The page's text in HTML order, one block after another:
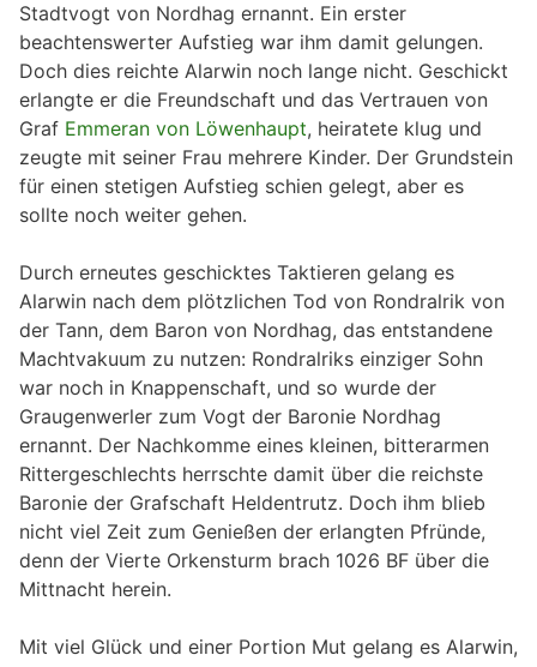
Stadtvogt von Nordhag ernannt. Ein erster
beachtenswerter Aufstieg war ihm damit gelungen.
Doch dies reichte Alarwin noch lange nicht. Geschickt
erlangte er die Freundschaft und das Vertrauen von
Graf Emmeran von Löwenhaupt, heiratete klug und
zeugte mit seiner Frau mehrere Kinder. Der Grundstein
für einen stetigen Aufstieg schien gelegt, aber es
sollte noch weiter gehen.
Durch erneutes geschicktes Taktieren gelang es
Alarwin nach dem plötzlichen Tod von Rondralrik von
der Tann, dem Baron von Nordhag, das entstandene
Machtvakuum zu nutzen: Rondralriks einziger Sohn
war noch in Knappenschaft, und so wurde der
Graugenwerler zum Vogt der Baronie Nordhag
ernannt. Der Nachkomme eines kleinen, bitterarmen
Rittergeschlechts herrschte damit über die reichste
Baronie der Grafschaft Heldentrutz. Doch ihm blieb
nicht viel Zeit zum Genießen der erlangten Pfründe,
denn der Vierte Orkensturm brach 1026 BF über die
Mittnacht herein.
Mit viel Glück und einer Portion Mut gelang es Alarwin,